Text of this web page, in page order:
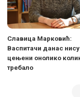
Славица Марковић:
Васпитачи данас нису
цењени онолико
требало